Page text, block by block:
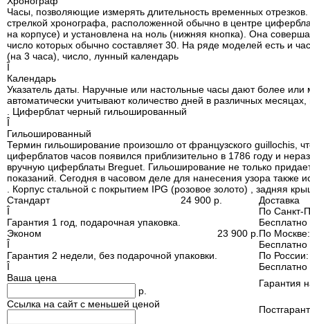
Часы, позволяющие измерять длительность временных
стрелкой хронографа, расположенной обычно в центре
на корпусе) и установлена на ноль (нижняя кнопка). Она
число которых обычно составляет 30. На ряде моделей есть и
(на 3 часа), число, лунный календарь
Î
Календарь
Указатель даты. Наручные или настольные часы дают более
автоматически учитывают количество дней в различных
. Циферблат черный гильошированный
Î
Гильошированный
Термин гильоширование произошло от французского guillochis,
циферблатов часов появился приблизительно в 1786 году и
вручную циферблаты Breguet. Гильоширование не только
показаний. Сегодня в часовом деле для нанесения узора также
. Корпус стальной с покрытием IPG (розовое золото) , задняя
Стандарт
Î
Гарантия 1 год, подарочная упаковка.
24 900 р.
Эконом
Î
Гарантия 2 недели, без подарочной упаковки.
23 900 р.
Î
Ваша цена
р.
Ссылка на сайт с меньшей ценой
Доставка
По Санкт-
Бесплатно
По Москве
Бесплатно
По России
Бесплатно
Гарантия